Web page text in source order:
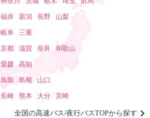
全国の高速バス/夜行バスTOPから探す
福井 新潟 長野 山梨
岐阜 三重
京都 滋賀 奈良 和歌山
愛媛 高知
鳥取 島根 山口
長崎 熊本 大分 宮崎